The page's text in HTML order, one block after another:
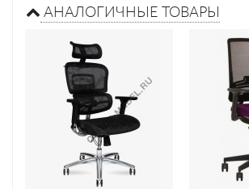
АНАЛОГИЧНЫЕ ТОВАРЫ